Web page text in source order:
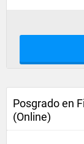
Posgrado en
(Online)